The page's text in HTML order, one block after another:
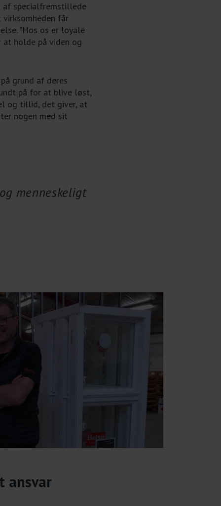
af specialfremstillede
får
"Hos os er loyale
holde på viden og
grund af deres
på for at blive løst,
og tillid, det giver, at
nogen med sit
menneskeligt
ansvar